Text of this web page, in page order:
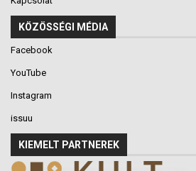
KÖZÖSSÉGI MÉDIA
Facebook
YouTube
Instagram
issuu
KIEMELT PARTNEREK